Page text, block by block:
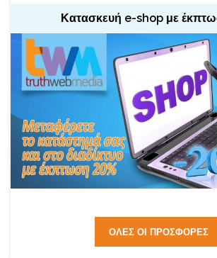
Κατασκευή e-shop με
ΟΛΕΣ ΟΙ ΠΡΟΣΦΟΡΕΣ